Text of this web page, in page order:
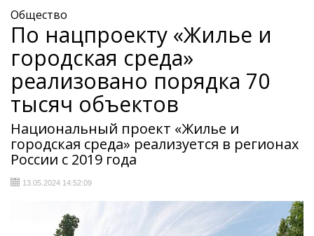
Общество
По нацпроекту «Жилье и
городская среда»
реализовано порядка 70
тысяч объектов
Национальный проект «Жилье и
городская среда» реализуется в регионах
России с 2019 года
13.05.2024 14:52:09